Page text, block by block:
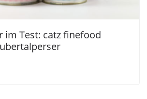
im Test: catz finefood